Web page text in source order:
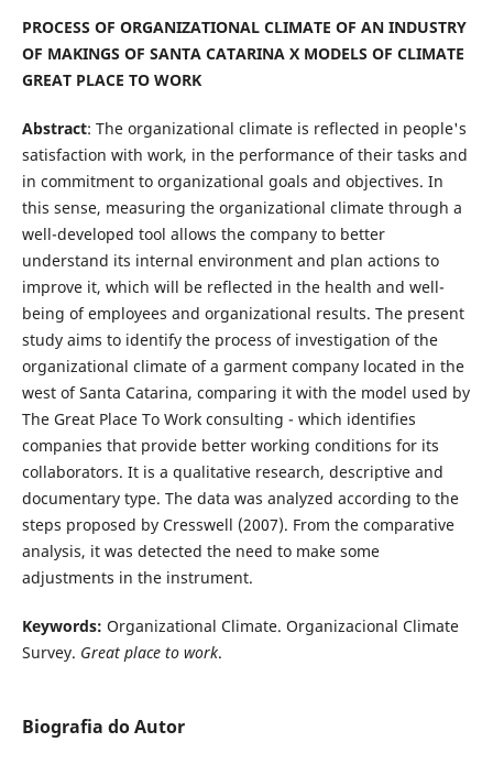
PROCESS OF ORGANIZATIONAL CLIMATE OF AN INDUSTRY
OF MAKINGS OF SANTA CATARINA X MODELS OF CLIMATE
GREAT PLACE TO WORK
Abstract: The organizational climate is reflected in people's
satisfaction with work, in the performance of their tasks and
in commitment to organizational goals and objectives. In
this sense, measuring the organizational climate through a
well-developed tool allows the company to better
understand its internal environment and plan actions to
improve it, which will be reflected in the health and well-
being of employees and organizational results. The present
study aims to identify the process of investigation of the
organizational climate of a garment company located in the
west of Santa Catarina, comparing it with the model used by
The Great Place To Work consulting - which identifies
companies that provide better working conditions for its
collaborators. It is a qualitative research, descriptive and
documentary type. The data was analyzed according to the
steps proposed by Cresswell (2007). From the comparative
analysis, it was detected the need to make some
adjustments in the instrument.
Keywords: Organizational Climate. Organizacional Climate
Survey. Great place to work.
Biografia do Autor